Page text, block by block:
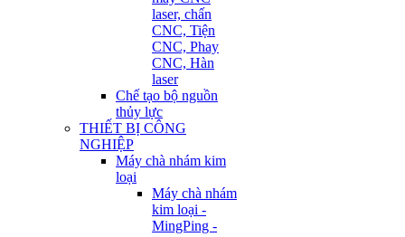
laser, chấn
CNC, Tiện
CNC, Phay
CNC, Hàn
laser
Chế tạo bộ nguồn
thủy lực
THIẾT BỊ CÔNG
NGHIỆP
Máy chà nhám kim
loại
Máy chà nhám
kim loại -
MingPing -